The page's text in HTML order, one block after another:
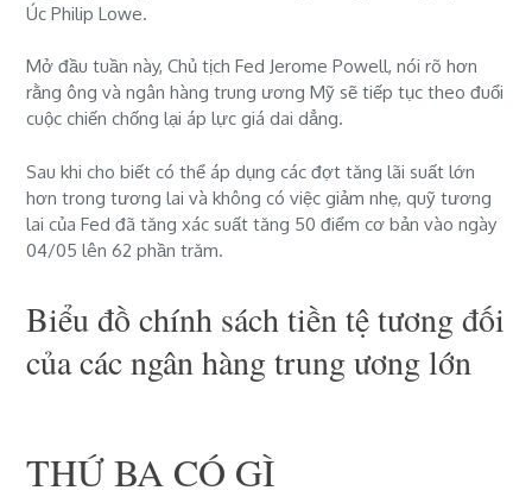
Úc Philip Lowe.
Mở đầu tuần này, Chủ tịch Fed Jerome Powell, nói rõ hơn
rằng ông và ngân hàng trung ương Mỹ sẽ tiếp tục theo đuổi
cuộc chiến chống lại áp lực giá dai dẳng.
Sau khi cho biết có thể áp dụng các đợt tăng lãi suất lớn
hơn trong tương lai và không có việc giảm nhẹ, quỹ tương
lai của Fed đã tăng xác suất tăng 50 điểm cơ bản vào ngày
04/05lên 62 phần trăm.
Biểu đồ chính sách tiền tệ tương đối
của các ngân hàng trung ương lớn
THỨ BA CÓ GÌ